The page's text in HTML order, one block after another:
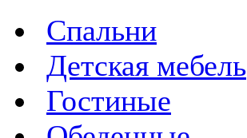
Спальни
Детская мебель
Гостиные